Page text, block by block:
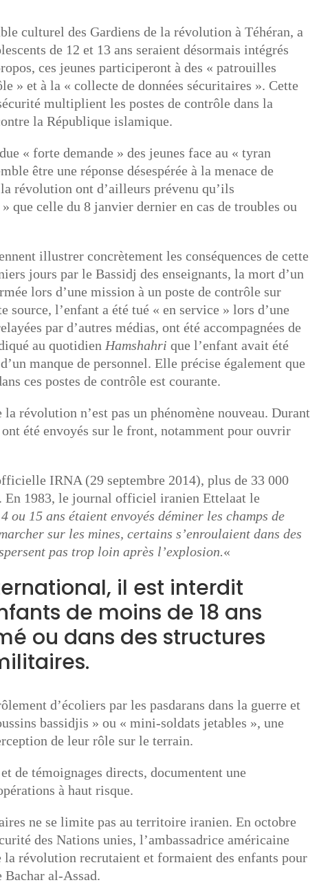
culturel des Gardiens de la révolution à Téhéran, a
de 12 et 13 ans seraient désormais intégrés
ces jeunes participeront à des « patrouilles
» et à la « collecte de données sécuritaires ». Cette
multiplient les postes de contrôle dans la
la République islamique.
« forte demande » des jeunes face au « tyran
être une réponse désespérée à la menace de
révolution ont d’ailleurs prévenu qu’ils
que celle du 8 janvier dernier en cas de troubles ou
illustrer concrètement les conséquences de cette
jours par le Bassidj des enseignants, la mort d’un
lors d’une mission à un poste de contrôle sur
source, l’enfant a été tué « en service » lors d’une
par d’autres médias, ont été accompagnées de
au quotidien Hamshahri que l’enfant avait été
manque de personnel. Elle précise également que
ces postes de contrôle est courante.
révolution n’est pas un phénomène nouveau. Durant
été envoyés sur le front, notamment pour ouvrir
IRNA (29 septembre 2014), plus de 33 000
En 1983, le journal officiel iranien Ettelaat le
ou 15 ans étaient envoyés déminer les champs de
sur les mines, certains s’enroulaient dans des
pas trop loin après l’explosion.«
il est interdit
de moins de 18 ans
ou dans des structures
d’écoliers par les pasdarans dans la guerre et
bassidjis » ou « mini-soldats jetables », une
de leur rôle sur le terrain.
de témoignages directs, documentent une
à haut risque.
ne se limite pas au territoire iranien. En octobre
des Nations unies, l’ambassadrice américaine
révolution recrutaient et formaient des enfants pour
al-Assad.